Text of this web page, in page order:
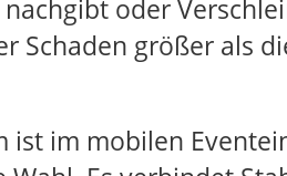
oder
Schaden größer als
ist im mobilen